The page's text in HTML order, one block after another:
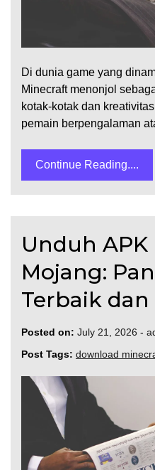
Di dunia game yang
Minecraft menonjol
kotak-kotak dan
pemain berpengalaman
Continue Reading....
Unduh
Mojang:
Terbaik
Posted on: July 21, 2026 -
Post Tags: download